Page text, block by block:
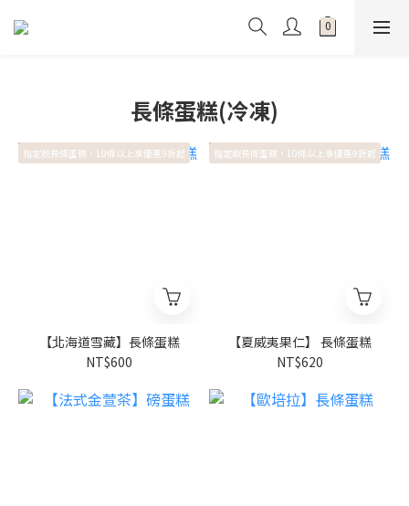
長條蛋糕(冷凍)
指定款長條蛋糕，10條以上享優惠9折起
【北海道雪藏】長條蛋糕
NT$600
指定款長條蛋糕，10條以上享優惠9折起
【夏威夷果仁】 長條蛋糕
NT$620